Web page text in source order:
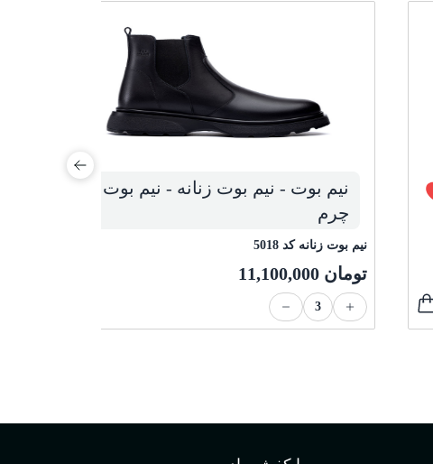
نیم بوت - نیم بوت زنانه - نیم بوت
چرم
نیم بوت زنانه کد 5018
تومان
3